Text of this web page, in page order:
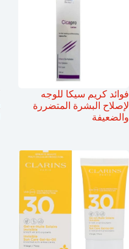
فوائد كريم سيكا للوجه
لإصلاح البشرة المتضررة
والضعيفة